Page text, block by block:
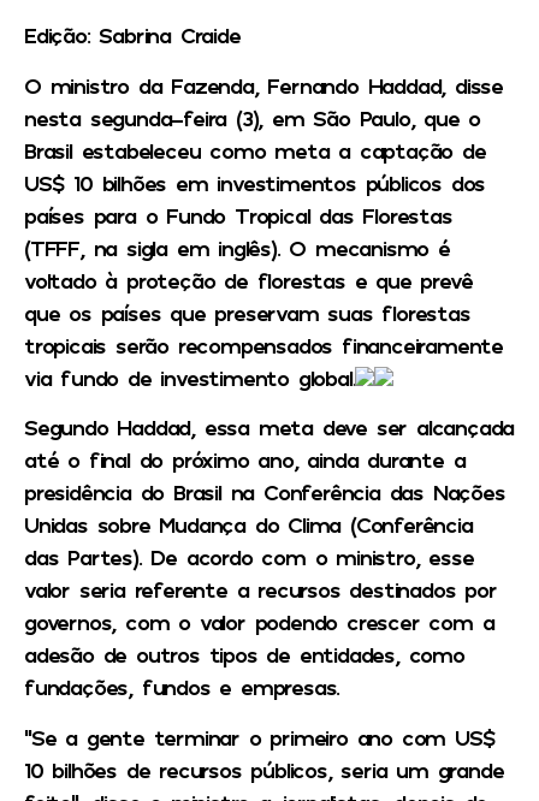
Edição: Sabrina Craide
O ministro da Fazenda, Fernando Haddad, disse
nesta segunda-feira (3), em São Paulo, que o
Brasil estabeleceu como meta a captação de
US$ 10 bilhões em investimentos públicos dos
países para o Fundo Tropical das Florestas
(TFFF, na sigla em inglês).O mecanismo é
voltado à proteção de florestas e que prevê
que os países que preservam suas florestas
tropicais serão recompensados financeiramente
via fundo de investimento global.
Segundo Haddad, essa meta deve ser alcançada
até o final do próximo ano, ainda durante a
presidência do Brasil na Conferência das Nações
Unidas sobre Mudança do Clima (Conferência
das Partes). De acordo com o ministro, esse
valor seria referente a recursos destinados por
governos, com o valor podendo crescer com a
adesão de outros tipos de entidades, como
fundações, fundos e empresas.
“Se a gente terminar o primeiro ano com US$
10 bilhões de recursos públicos, seria um grande